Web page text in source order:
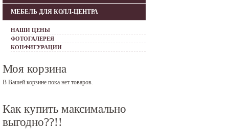
МЕБЕЛЬ ДЛЯ КОЛЛ-ЦЕНТРА
НАШИ ЦЕНЫ
ФОТОГАЛЕРЕЯ
КОНФИГУРАЦИИ
Моя корзина
В Вашей корзине пока нет товаров.
Как купить максимально
выгодно??!!